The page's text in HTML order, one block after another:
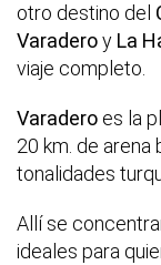
otro destino del
Varaderoy La
viaje completo.
Varadero es la
20 km. de arena
tonalidades
Allí se
ideales para